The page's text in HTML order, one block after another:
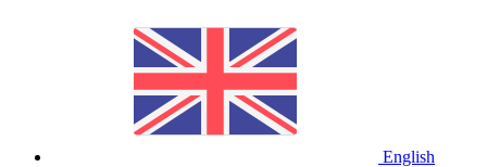
English